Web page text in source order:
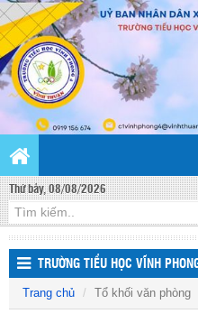
Thứ bảy, 08/08/2026
TRƯỜNG TIỂU HỌC VĨNH
Trang chủ Tổ khối văn phòng